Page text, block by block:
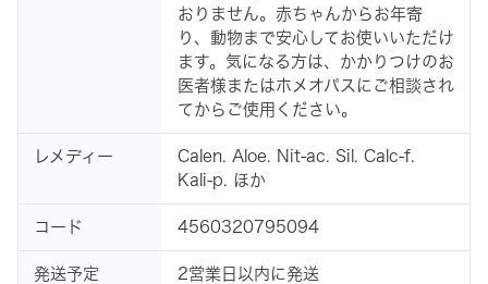
おりません。赤ちゃんからお年寄
り、動物まで安心してお使いいただけ
ます。気になる方は、かかりつけのお
医者様またはホメオパスにご相談され
てからご使用ください。
レメディー
Calen. Aloe. Nit-ac. Sil. Calc-f.
Kali-p. ほか
コード 4560320795094
発送予定 2営業日以内に発送